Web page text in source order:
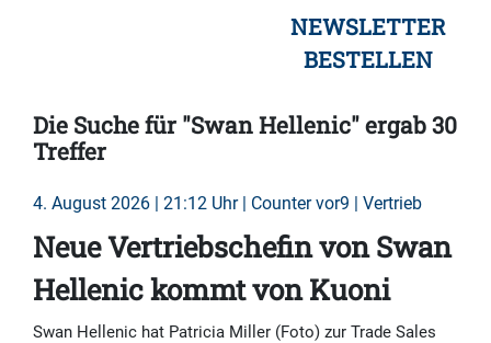
NEWSLETTER
BESTELLEN
Die Suche für "Swan Hellenic" ergab 30
Treffer
4. August 2026 | 21:12 Uhr | Counter vor9 | Vertrieb
Neue Vertriebschefin von Swan
Hellenic kommt von Kuoni
Swan Hellenic hat Patricia Miller (Foto) zur Trade Sales